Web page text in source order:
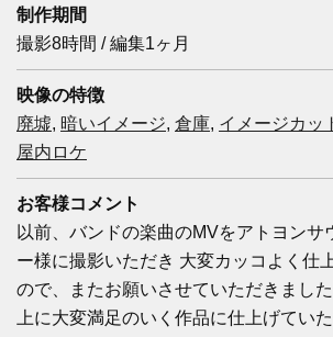
制作期間
撮影8時間 / 編集1ヶ月
映像の特徴
廃墟, 暗いイメージ, 倉庫, イメージカッ
屋内ロケ
お客様コメント
以前、バンドの楽曲のMVをアトヨンサ
ー様に撮影いただき 大変カッコよく仕
ので、またお願いさせていただきまし
上に大変満足のいく作品に仕上げてい